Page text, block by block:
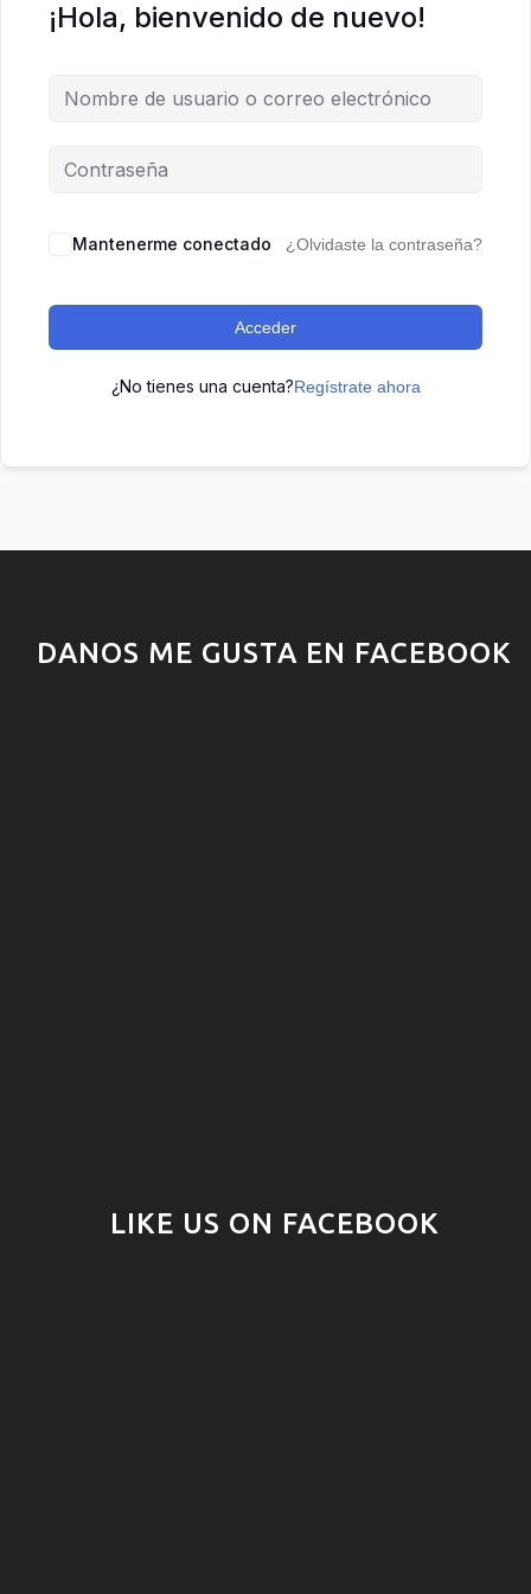
¡Hola, bienvenido de nuevo!
Mantenerme conectado ¿Olvidaste la contraseña?
Acceder
¿No tienes una cuenta?Regístrate ahora
DANOS ME GUSTA EN FACEBOOK
LIKE US ON FACEBOOK